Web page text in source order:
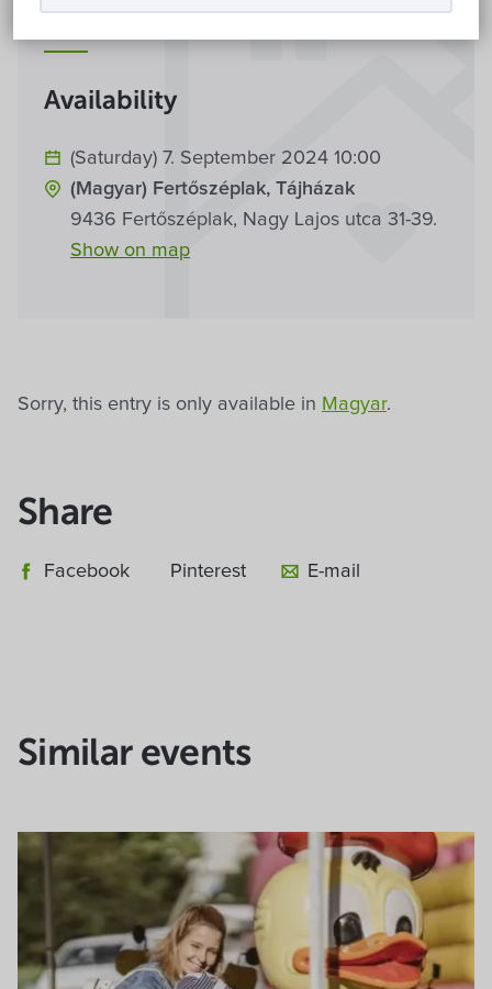
Sorry, this entry is only available in Magyar.
Share
Facebook Pinterest E-mail
Informations
Availability
(Saturday) 7. September 2024 10:00
(Magyar) Fertőszéplak, Tájházak
9436 Fertőszéplak, Nagy Lajos utca 31-39.
Show on map
Similar events